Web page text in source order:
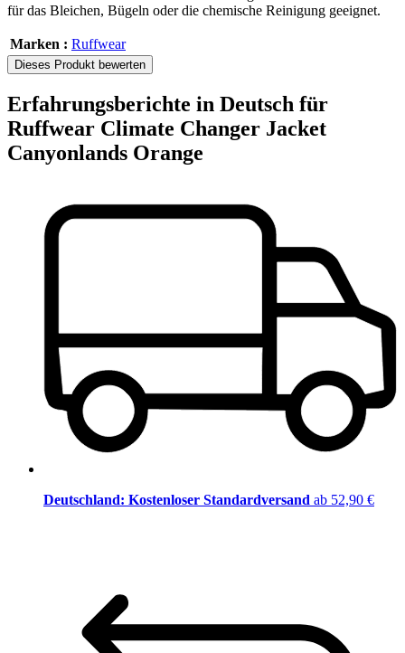
für das Bleichen, Bügeln oder die chemische Reinigung geeignet.
Marken : Ruffwear
Dieses Produkt bewerten
Erfahrungsberichte in Deutsch für
Ruffwear Climate Changer Jacket
Canyonlands Orange
Deutschland: Kostenloser Standardversand ab 52,90 €